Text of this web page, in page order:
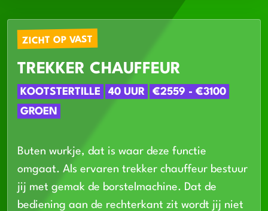
ZICHT OP VAST
TREKKER CHAUFFEUR
KOOTSTERTILLE 40 UUR
€2559 - €3100
GROEN
Buten wurkje, dat is waar deze functie
omgaat. Als ervaren trekker chauffeur bestuur
jij met gemak de borstelmachine. Dat de
bediening aan de rechterkant zit wordt jij niet